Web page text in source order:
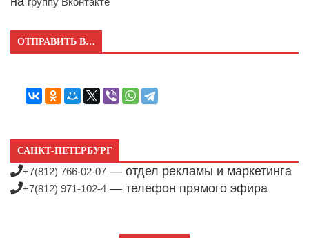
ОТПРАВИТЬ В…
САНКТ-ПЕТЕРБУРГ
+7(812) 766-02-07 — отдел рекламы и маркетинга
+7(812) 971-102-4 — телефон прямого эфира